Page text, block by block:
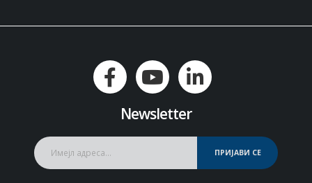
Newsletter
ПРИЈАВИ СЕ